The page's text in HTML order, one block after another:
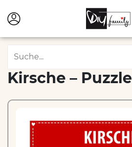
Kirsche – Puzzle